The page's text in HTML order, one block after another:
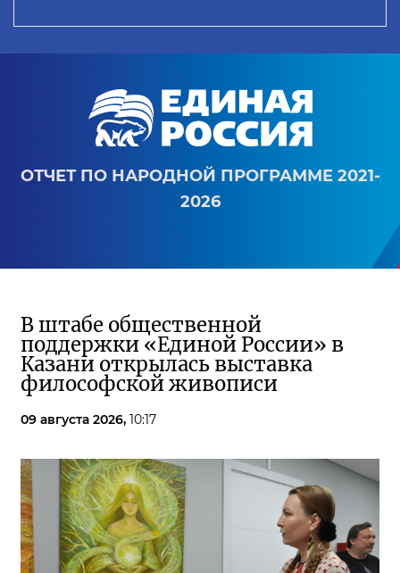
ОТЧЕТ ПО НАРОДНОЙ ПРОГРАММЕ 2021-
2026
В штабе общественной
поддержки «Единой России» в
Казани открылась выставка
философской живописи
09 августа 2026, 10:17